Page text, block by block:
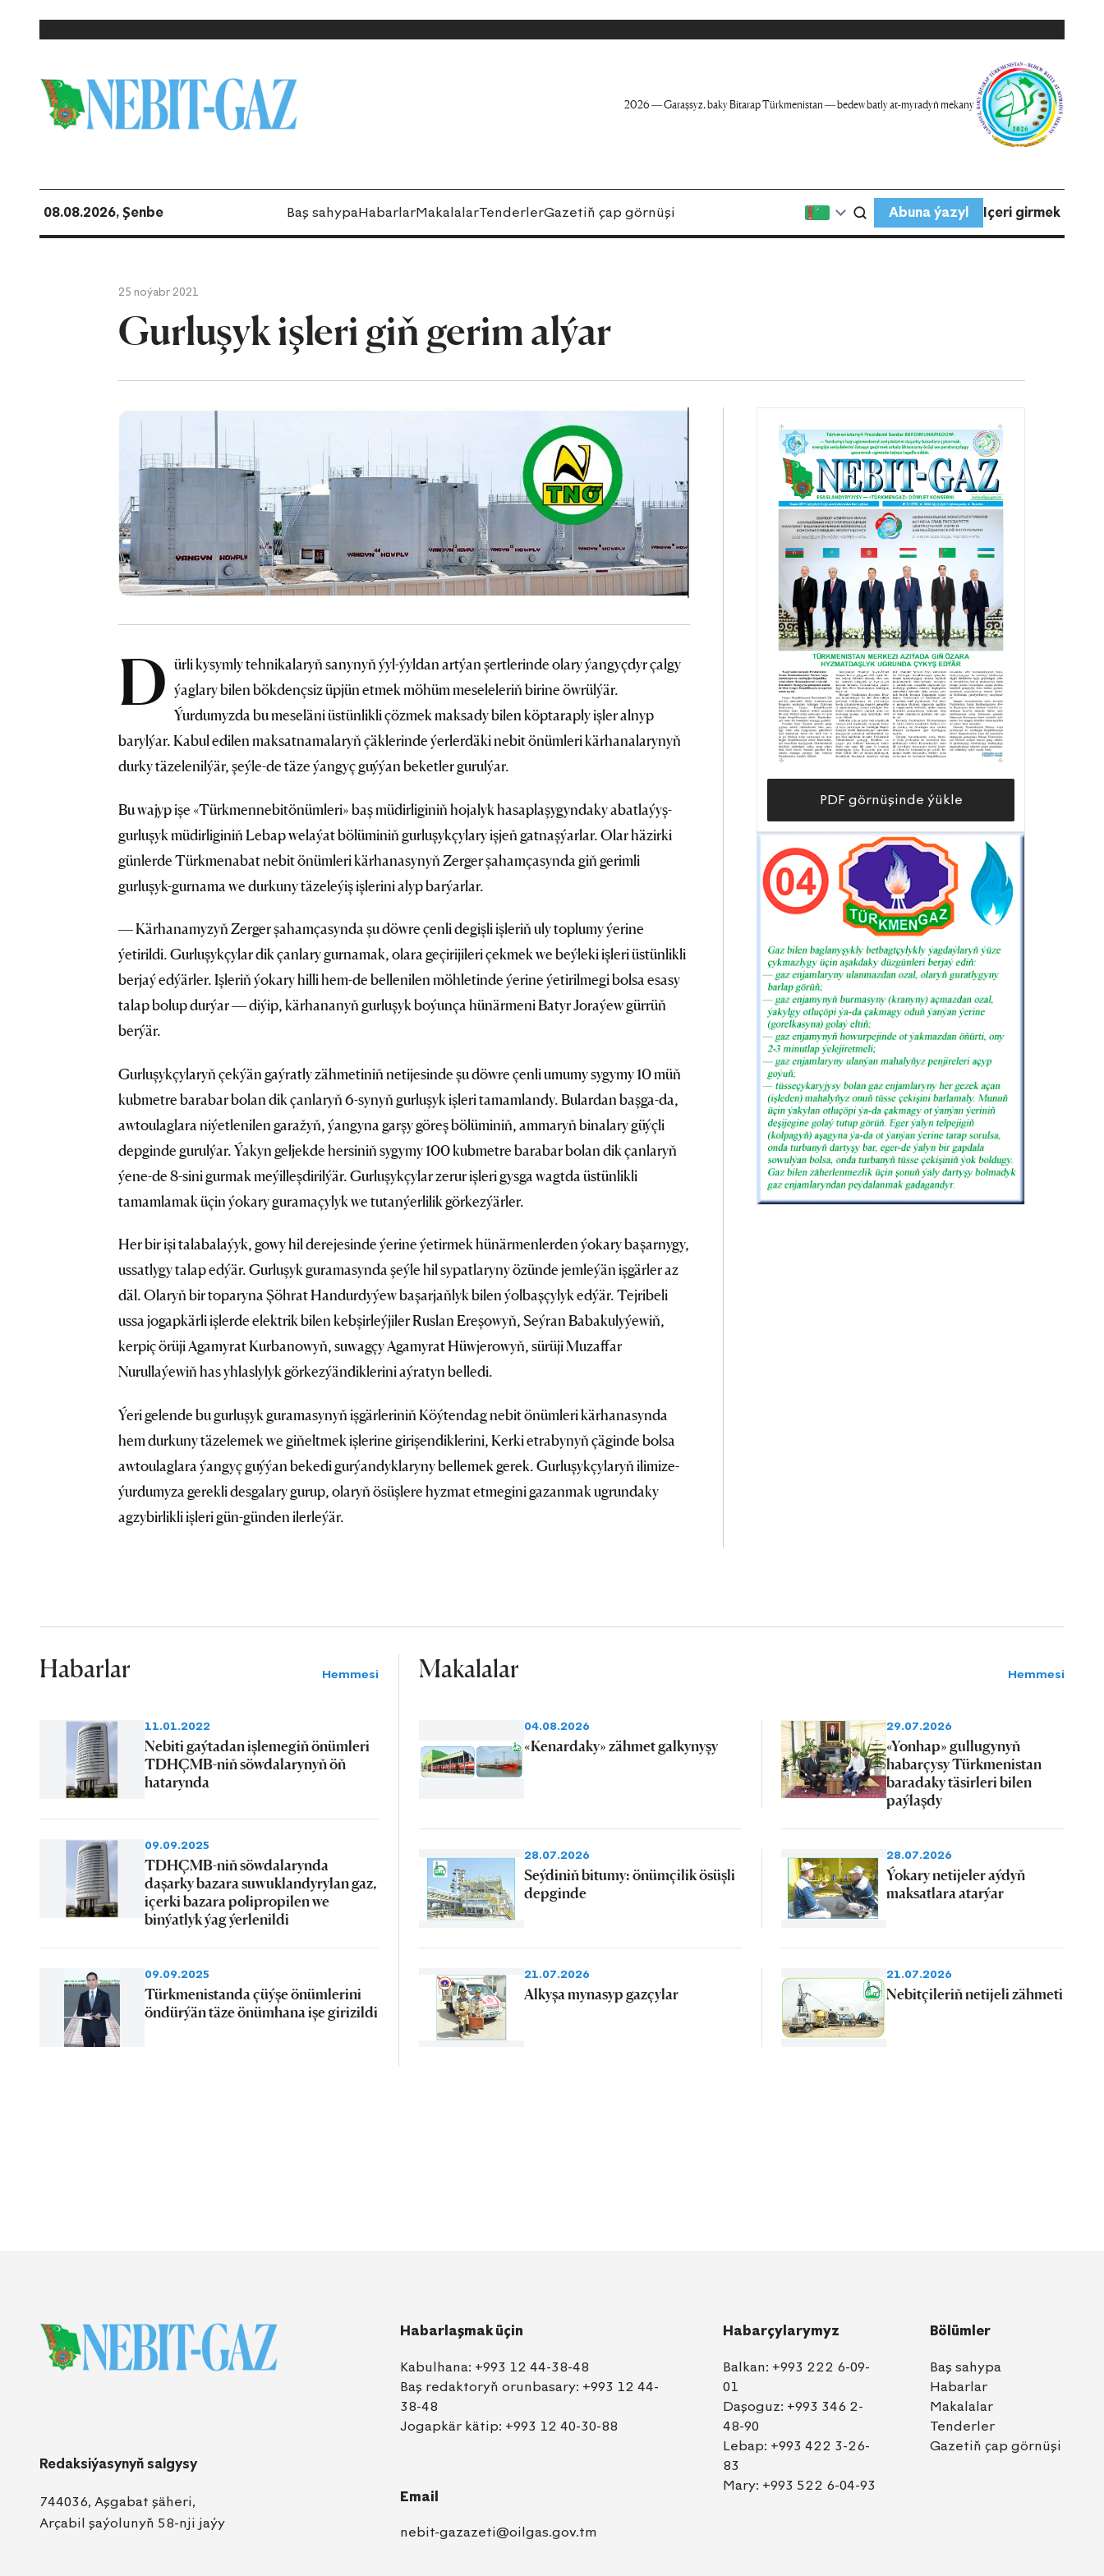
2026 — Garaşsyz, baky Bitarap Türkmenistan — bedew batly at-myradyň mekany
08.08.2026, Şenbe Baş sahypaHabarlarMakalalarTenderlerGazetiň çap görnüşi Abuna ýazyl Içeri girmek
25 noýabr 2021
Gurluşyk işleri giň gerim alýar
D ürli kysymly tehnikalaryň sanynyň ýyl-ýyldan artýan şertlerinde olary ýangyçdyr çalgy
ýaglary bilen bökdençsiz üpjün etmek möhüm meseleleriň birine öwrülýär.
Ýurdumyzda bu meseläni üstünlikli çözmek maksady bilen köptaraply işler alnyp
barylýar. Kabul edilen maksatnamalaryň çäklerinde ýerlerdäki nebit önümleri kärhanalarynyň
durky täzelenilýär, şeýle-de täze ýangyç guýýan beketler gurulýar.
Bu wajyp işe «Türkmennebitönümleri» baş müdirliginiň hojalyk hasaplaşygyndaky abatlaýyş-
gurluşyk müdirliginiň Lebap welaýat bölüminiň gurluşykçylary işjeň gatnaşýarlar. Olar häzirki
günlerde Türkmenabat nebit önümleri kärhanasynyň Zerger şahamçasynda giň gerimli
gurluşyk-gurnama we durkuny täzeleýiş işlerini alyp barýarlar.
— Kärhanamyzyň Zerger şahamçasynda şu döwre çenli degişli işleriň uly toplumy ýerine
ýetirildi. Gurluşykçylar dik çanlary gurnamak, olara geçirijileri çekmek we beýleki işleri üstünlikli
berjaý edýärler. Işleriň ýokary hilli hem-de bellenilen möhletinde ýerine ýetirilmegi bolsa esasy
talap bolup durýar — diýip, kärhananyň gurluşyk boýunça hünärmeni Batyr Joraýew gürrüň
berýär.
Gurluşykçylaryň çekýän gaýratly zähmetiniň netijesinde şu döwre çenli umumy sygymy 10 müň
kubmetre barabar bolan dik çanlaryň 6-synyň gurluşyk işleri tamamlandy. Bulardan başga-da,
awtoulaglara niýetlenilen garažyň, ýangyna garşy göreş bölüminiň, ammaryň binalary güýçli
depginde gurulýar. Ýakyn geljekde hersiniň sygymy 100 kubmetre barabar bolan dik çanlaryň
ýene-de 8-sini gurmak meýilleşdirilýär. Gurluşykçylar zerur işleri gysga wagtda üstünlikli
tamamlamak üçin ýokary guramaçylyk we tutanýerlilik görkezýärler.
Her bir işi talabalaýyk, gowy hil derejesinde ýerine ýetirmek hünärmenlerden ýokary başarnygy,
ussatlygy talap edýär. Gurluşyk guramasynda şeýle hil sypatlaryny özünde jemleýän işgärler az
däl. Olaryň bir toparyna Şöhrat Handurdyýew başarjaňlyk bilen ýolbaşçylyk edýär. Tejribeli
ussa jogapkärli işlerde elektrik bilen kebşirleýjiler Ruslan Ereşowyň, Seýran Babakulyýewiň,
kerpiç örüji Agamyrat Kurbanowyň, suwagçy Agamyrat Hüwjerowyň, sürüji Muzaffar
Nurullaýewiň has yhlaslylyk görkezýändiklerini aýratyn belledi.
Ýeri gelende bu gurluşyk guramasynyň işgärleriniň Köýtendag nebit önümleri kärhanasynda
hem durkuny täzelemek we giňeltmek işlerine girişendiklerini, Kerki etrabynyň çäginde bolsa
awtoulaglara ýangyç guýýan bekedi gurýandyklaryny bellemek gerek. Gurluşykçylaryň ilimize-
ýurdumyza gerekli desgalary gurup, olaryň ösüşlere hyzmat etmegini gazanmak ugrundaky
agzybirlikli işleri gün-günden ilerleýär.
PDF görnüşinde ýükle
Habarlar Hemmesi
11.01.2022
Nebiti gaýtadan işlemegiň önümleri
TDHÇMB-niň söwdalarynyň öň
hatarynda
09.09.2025
TDHÇMB-niň söwdalarynda
daşarky bazara suwuklandyrylan gaz,
içerki bazara polipropilen we
binýatlyk ýag ýerlenildi
09.09.2025
Türkmenistanda çüýşe önümlerini
öndürýän täze önümhana işe girizildi
Makalalar Hemmesi
04.08.2026
«Kenardaky» zähmet galkynyşy
29.07.2026
«Yonhap» gullugynyň
habarçysy Türkmenistan
baradaky täsirleri bilen
paýlaşdy
28.07.2026
Seýdiniň bitumy: önümçilik ösüşli
depginde
28.07.2026
Ýokary netijeler aýdyň
maksatlara atarýar
21.07.2026
Alkyşa mynasyp gazçylar
21.07.2026
Nebitçileriň netijeli zähmeti
Redaksiýasynyň salgysy
744036, Aşgabat şäheri,
Arçabil şaýolunyň 58-nji jaýy
Habarlaşmak üçin
Kabulhana: +993 12 44-38-48
Baş redaktoryň orunbasary: +993 12 44-
38-48
Jogapkär kätip: +993 12 40-30-88
Email
nebit-gazazeti@oilgas.gov.tm
Habarçylarymyz
Balkan: +993 222 6-09-
01
Daşoguz: +993 346 2-
48-90
Lebap: +993 422 3-26-
83
Mary: +993 522 6-04-93
Bölümler
Baş sahypa
Habarlar
Makalalar
Tenderler
Gazetiň çap görnüşi